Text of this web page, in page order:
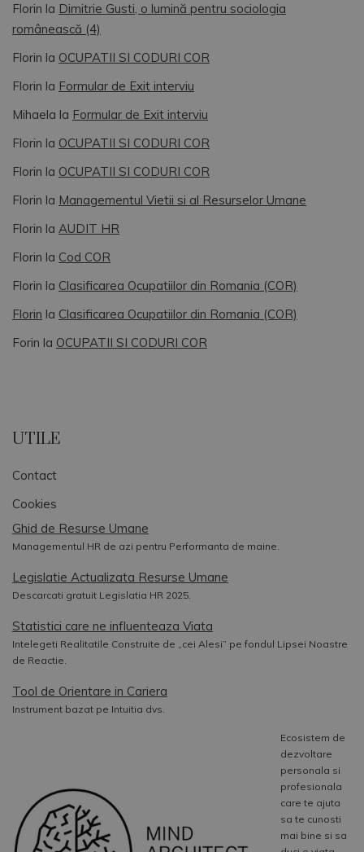
Florin la Dimitrie Gusti, o lumină pentru sociologia
românească (4)
Florin la OCUPATII SI CODURI COR
Florin la Formular de Exit interviu
Mihaela la Formular de Exit interviu
Florin la OCUPATII SI CODURI COR
Florin la OCUPATII SI CODURI COR
Florin la Managementul Vietii si al Resurselor Umane
Florin la AUDIT HR
Florin la Cod COR
Florin la Clasificarea Ocupatiilor din Romania (COR)
Florin la Clasificarea Ocupatiilor din Romania (COR)
Forin la OCUPATII SI CODURI COR
UTILE
Contact
Cookies
Ghid de Resurse Umane
Managementul HR de azi pentru Performanta de maine.
Legislatie Actualizata Resurse Umane
Descarcati gratuit Legislatia HR 2025.
Statistici care ne influenteaza Viata
Intelegeti Realitatile Construite de „cei Alesi” pe fondul Lipsei Noastre
de Reactie.
Tool de Orientare in Cariera
Instrument bazat pe Intuitia dvs.
Ecosistem de
dezvoltare
personala si
profesionala
care te ajuta
sa te cunosti
mai bine si sa